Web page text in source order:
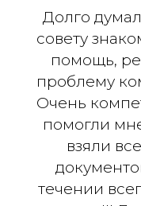
Долго
совету
помощь,
проблему
Очень
помогли
взяли
течении